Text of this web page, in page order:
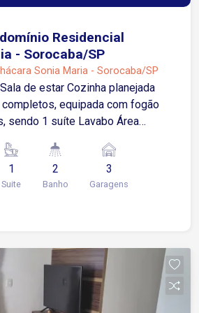
Residencial
- Sorocaba/SP
Sonia Maria - Sorocaba/SP
Cozinha planejada
equipada com fogão
1 suíte Lavabo Área
externo 3 vagas de garagem
com ar condicionado,
térmico Aquecimento a gás,
da Avenida
ligação rápida a diversas
de comércios, supermercados,
1
Suite
2
Banho
3
Garagens